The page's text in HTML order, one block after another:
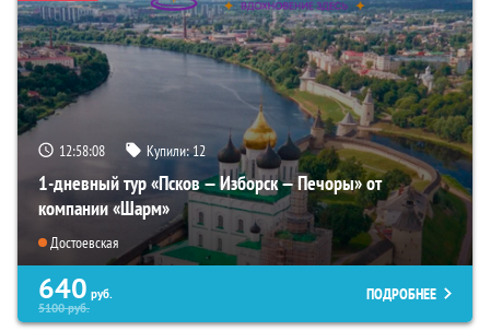
12:58:07 Купили:12
1-дневный тур «Псков — Изборск — Печоры» от
компании «Шарм»
Достоевская
640 руб.
5100руб.
ПОДРОБНЕЕ